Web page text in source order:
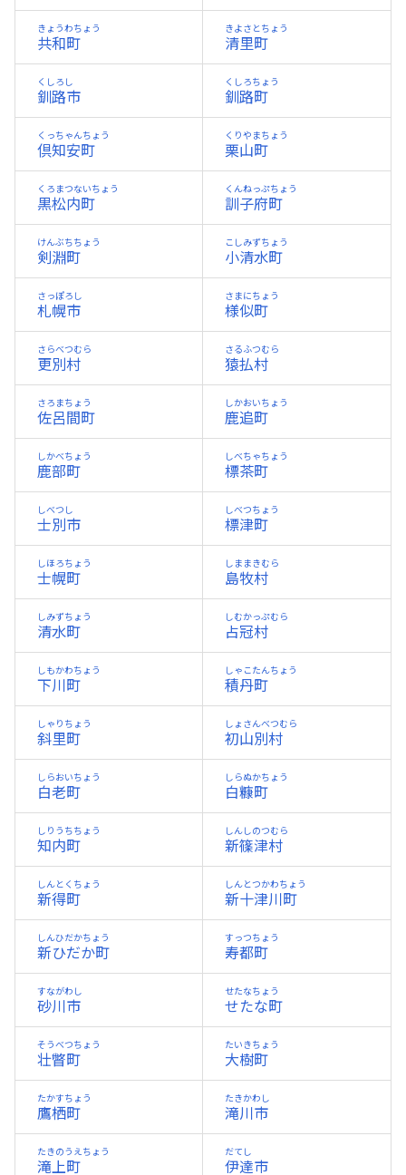
共和町
きょうわちょう
清里町
きよさとちょう
釧路市
くしろし
釧路町
くしろちょう
倶知安町
くっちゃんちょう
栗山町
くりやまちょう
黒松内町
くろまつないちょう
訓子府町
くんねっぷちょう
剣淵町
けんぶちちょう
小清水町
こしみずちょう
札幌市
さっぽろし
様似町
さまにちょう
更別村
さらべつむら
猿払村
さるふつむら
佐呂間町
さろまちょう
鹿追町
しかおいちょう
鹿部町
しかべちょう
標茶町
しべちゃちょう
士別市
しべつし
標津町
しべつちょう
士幌町
しほろちょう
島牧村
しままきむら
清水町
しみずちょう
占冠村
しむかっぷむら
下川町
しもかわちょう
積丹町
しゃこたんちょう
斜里町
しゃりちょう
初山別村
しょさんべつむら
白老町
しらおいちょう
白糠町
しらぬかちょう
知内町
しりうちちょう
新篠津村
しんしのつむら
新得町
しんとくちょう
新十津川町
しんとつかわちょう
新ひだか町
しんひだかちょう
寿都町
すっつちょう
砂川市
すながわし
せたな町
せたなちょう
壮瞥町
そうべつちょう
大樹町
たいきちょう
鷹栖町
たかすちょう
滝川市
たきかわし
滝上町
たきのうえちょう
伊達市
だてし